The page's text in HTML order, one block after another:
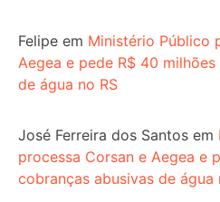
Felipe em Ministério Público
Aegea e pede R$ 40
de água no RS
José Ferreira dos Santos em
processa Corsan e Aegea e
cobranças abusivas de água